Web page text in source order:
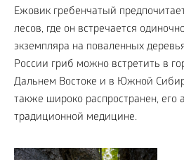
Ежовик гребенчатый
лесов, где он встречается
экземпляра на поваленных
России гриб можно встретить в
Дальнем Востоке и в Южной
также широко распространен, его
традиционной медицине.